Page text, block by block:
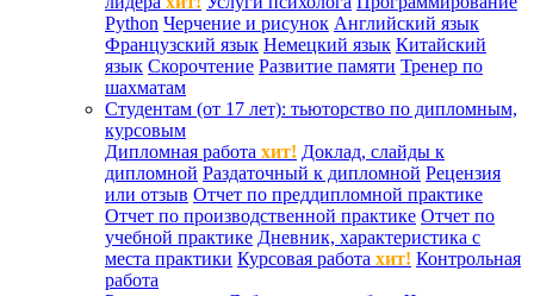
Python Черчение и рисунок Английский язык
Французский язык Немецкий язык Китайский
язык Скорочтение Развитие памяти Тренер по
шахматам
Студентам (от 17 лет): тьюторство по дипломным,
курсовым
Дипломная работа хит! Доклад, слайды к
дипломной Раздаточный к дипломной Рецензия
или отзыв Отчет по преддипломной практике
Отчет по производственной практике Отчет по
учебной практике Дневник, характеристика с
места практики Курсовая работа хит! Контрольная
работа